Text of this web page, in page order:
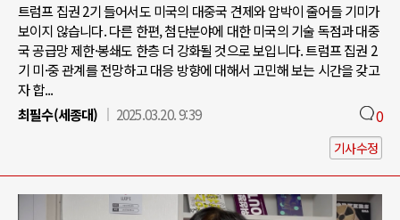
트럼프 집권 2기 들어서도 미국의 대중국 견제와 압박이 줄어들 기미가
보이지 않습니다. 다른 한편, 첨단분야에 대한 미국의 기술 독점과 대중
국 공급망 제한·봉쇄도 한층 더 강화될 것으로 보입니다. 트럼프 집권 2
기 미·중 관계를 전망하고 대응 방향에 대해서 고민해 보는 시간을 갖고
자 합...
최필수(세종대)
2025.03.20. 9:39 0
기사수정